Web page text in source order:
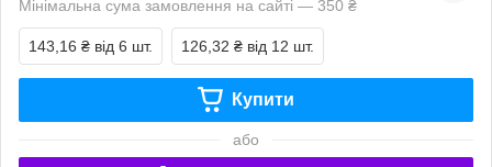
Мінімальна сума замовлення на сайті — 350 ₴
143,16 ₴ від 6 шт. 126,32 ₴ від 12 шт.
Купити
або